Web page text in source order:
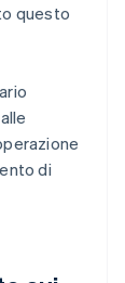
questo
di